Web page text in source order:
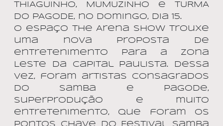
THIAGUINHO, MUMUZINHO e TURMA
DO PAGODE, no domingo, dia 15.
O espaço The Arena Show trouxe
uma nova proposta de
entretenimento para a Zona
Leste da capital paulista. Dessa
vez, foram artistas consagrados
do samba e pagode,
superprodução e muito
entretenimento, que foram os
pontos chave do Festival Samba